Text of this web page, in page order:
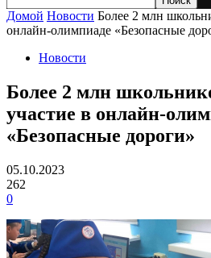
Домой Новости Более 2 млн
онлайн-олимпиаде «Безопасные
Новости
Более 2 млн
участие в онлайн-
«Безопасные дороги»
05.10.2023
262
0